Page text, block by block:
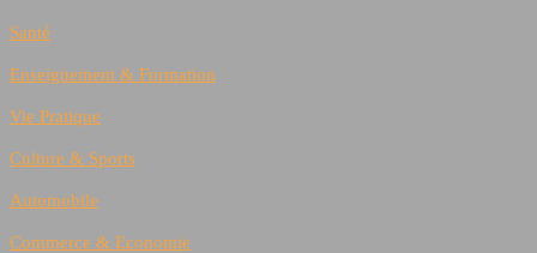
Santé
Enseignement & Formation
Vie Pratique
Culture & Sports
Automobile
Commerce & Economie